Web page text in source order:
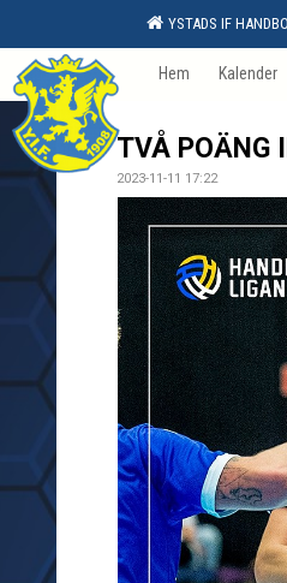
YSTADS IF
Hem Kalender
TVÅ POÄNG
2023-11-11 17:22